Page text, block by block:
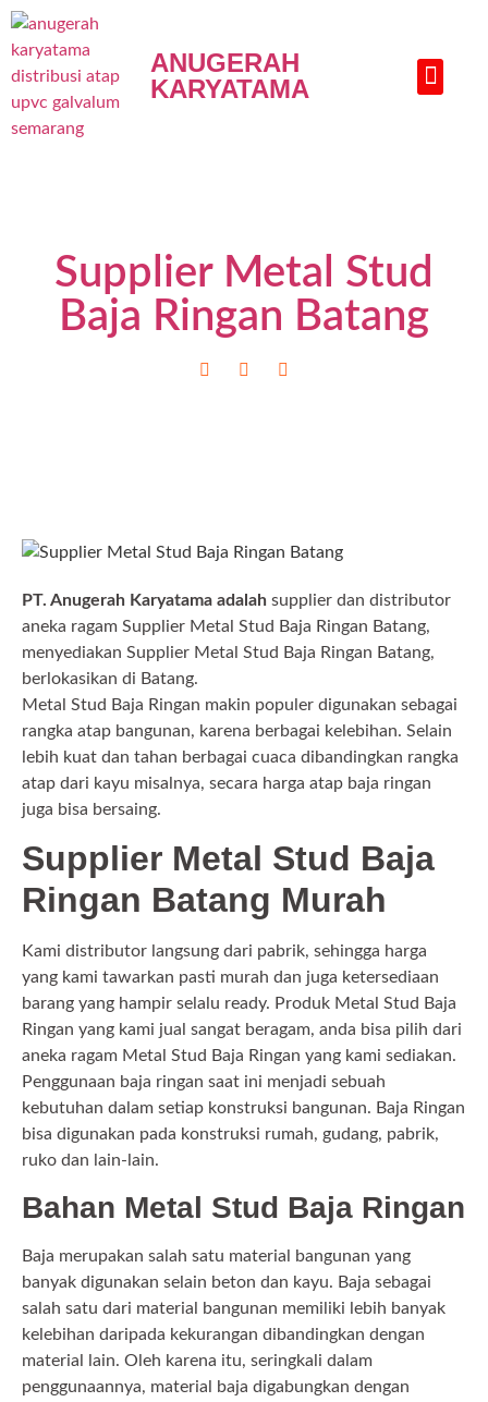
ANUGERAH
KARYATAMA
Supplier Metal Stud
Baja Ringan Batang
PT. Anugerah Karyatama adalah supplier dan distributor
aneka ragam Supplier Metal Stud Baja Ringan Batang,
menyediakan Supplier Metal Stud Baja Ringan Batang,
berlokasikan di Batang.
Metal Stud Baja Ringan makin populer digunakan sebagai
rangka atap bangunan, karena berbagai kelebihan. Selain
lebih kuat dan tahan berbagai cuaca dibandingkan rangka
atap dari kayu misalnya, secara harga atap baja ringan
juga bisa bersaing.
Supplier Metal Stud Baja
Ringan Batang Murah
Kami distributor langsung dari pabrik, sehingga harga
yang kami tawarkan pasti murah dan juga ketersediaan
barang yang hampir selalu ready. Produk Metal Stud Baja
Ringan yang kami jual sangat beragam, anda bisa pilih dari
aneka ragam Metal Stud Baja Ringan yang kami sediakan.
Penggunaan baja ringan saat ini menjadi sebuah
kebutuhan dalam setiap konstruksi bangunan. Baja Ringan
bisa digunakan pada konstruksi rumah, gudang, pabrik,
ruko dan lain-lain.
Bahan Metal Stud Baja Ringan
Baja merupakan salah satu material bangunan yang
banyak digunakan selain beton dan kayu. Baja sebagai
salah satu dari material bangunan memiliki lebih banyak
kelebihan daripada kekurangan dibandingkan dengan
material lain. Oleh karena itu, seringkali dalam
penggunaannya, material baja digabungkan dengan